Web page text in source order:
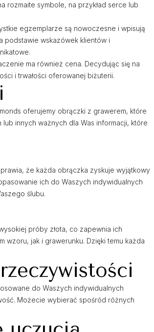
rozmaite symbole, na przykład serce lub
egzemplarze są nowoczesne i wpisują
podstawie wskazówek klientów i
ma również cena. Decydując się na
i trwałości oferowanej biżuterii.
oferujemy obrączki z grawerem, które
innych ważnych dla Was informacji, które
że każda obrączka zyskuje wyjątkowy
ich do Waszych indywidualnych
ślubu.
próby złota, co zapewnia ich
jak i grawerunku. Dzięki temu każda
do Waszych indywidualnych
Możecie wybierać spośród różnych